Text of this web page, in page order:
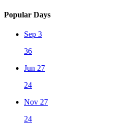
Popular Days
Sep 3
36
Jun 27
24
Nov 27
24